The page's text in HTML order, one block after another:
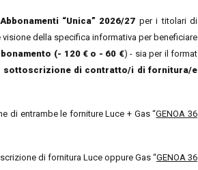
“Unica” 2026/27 per i titolari di
della specifica informativa per beneficiare
(- 120 € o - 60 €) - sia per il format
sottoscrizione di contratto/i di fornitura/e
di entrambe le forniture Luce + Gas “GENOA 36
di fornitura Luce oppure Gas “GENOA 36